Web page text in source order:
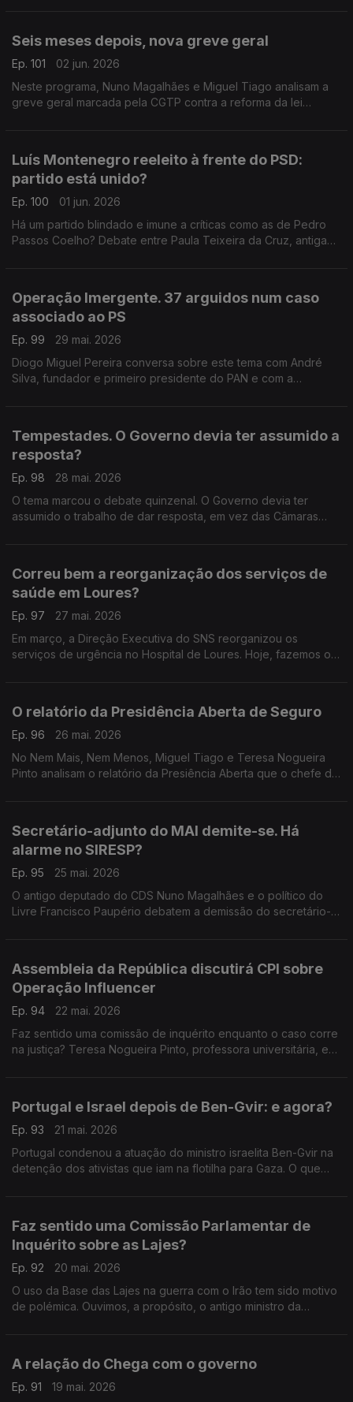
Seis meses depois, nova greve geral
Ep. 101
02 jun. 2026
Neste programa, Nuno Magalhães e Miguel Tiago analisam a
greve geral marcada pela CGTP contra a reforma da lei
Luís Montenegro reeleito à frente do PSD:
partido está unido?
Ep. 100
01 jun. 2026
Há um partido blindado e imune a críticas como as de Pedro
Passos Coelho? Debate entre Paula Teixeira da Cruz, antiga
Operação Imergente. 37 arguidos num caso
associado ao PS
Ep. 99
29 mai. 2026
Diogo Miguel Pereira conversa sobre este tema com André
Silva, fundador e primeiro presidente do PAN e com a
Tempestades. O Governo devia ter assumido a
resposta?
Ep. 98
28 mai. 2026
O tema marcou o debate quinzenal. O Governo devia ter
assumido o trabalho de dar resposta, em vez das Câmaras
Correu bem a reorganização dos serviços de
saúde em Loures?
Ep. 97
27 mai. 2026
Em março, a Direção Executiva do SNS reorganizou os
serviços de urgência no Hospital de Loures. Hoje, fazemos o
O relatório da Presidência Aberta de Seguro
Ep. 96
26 mai. 2026
No Nem Mais, Nem Menos, Miguel Tiago e Teresa Nogueira
Pinto analisam o relatório da Presiência Aberta que o chefe de
Secretário-adjunto do MAI demite-se. Há
alarme no SIRESP?
Ep. 95
25 mai. 2026
O antigo deputado do CDS Nuno Magalhães e o político do
Livre Francisco Paupério debatem a demissão do secretário-
Assembleia da República discutirá CPI sobre
Operação Influencer
Ep. 94
22 mai. 2026
Faz sentido uma comissão de inquérito enquanto o caso corre
na justiça? Teresa Nogueira Pinto, professora universitária, e
Portugal e Israel depois de Ben-Gvir: e agora?
Ep. 93
21 mai. 2026
Portugal condenou a atuação do ministro israelita Ben-Gvir na
detenção dos ativistas que iam na flotilha para Gaza. O que
Faz sentido uma Comissão Parlamentar de
Inquérito sobre as Lajes?
Ep. 92
20 mai. 2026
O uso da Base das Lajes na guerra com o Irão tem sido motivo
de polémica. Ouvimos, a propósito, o antigo ministro da
A relação do Chega com o governo
Ep. 91
19 mai. 2026